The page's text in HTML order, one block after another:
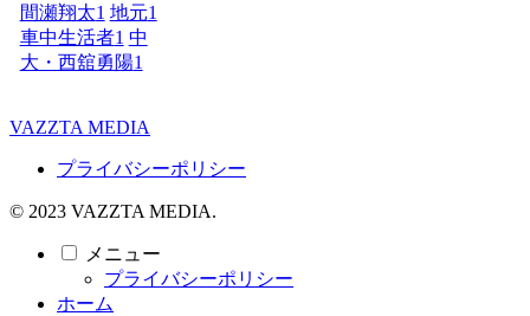
間瀬翔太1 地元1
車中生活者1 中
大・西舘勇陽1
VAZZTA MEDIA
プライバシーポリシー
© 2023 VAZZTA MEDIA.
メニュー
プライバシーポリシー
ホーム